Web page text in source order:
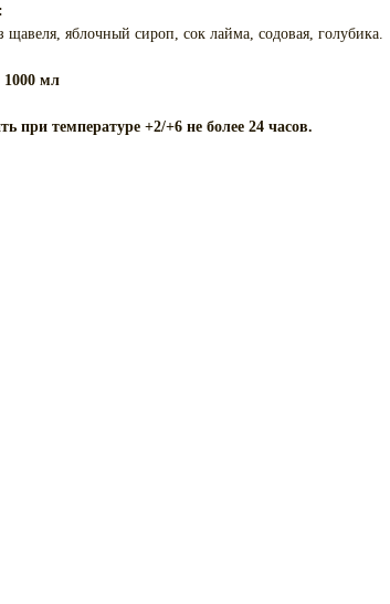
яблочный сироп, сок лайма, содовая, голубика.
мл
при температуре +2/+6 не более 24 часов.